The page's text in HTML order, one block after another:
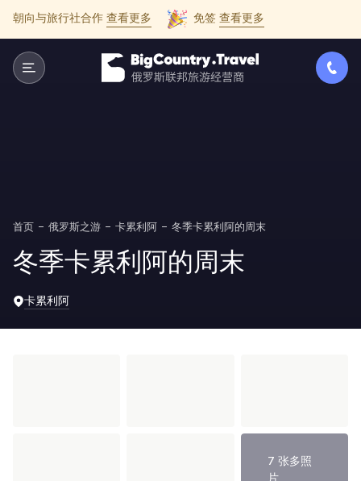
朝向与旅行社合作 查看更多 免签 查看更多
首页 俄罗斯之游 卡累利阿 冬季卡累利阿的周末
冬季卡累利阿的周末
卡累利阿
7 张多照
片